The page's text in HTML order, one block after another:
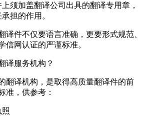
须加盖翻译公司出具的翻译专用章，
担的作用。
译件不仅要语言准确，更要形式规范、
信网认证的严谨标准。
译服务机构？
翻译机构，是取得高质量翻译件的前
准，供参考：
照